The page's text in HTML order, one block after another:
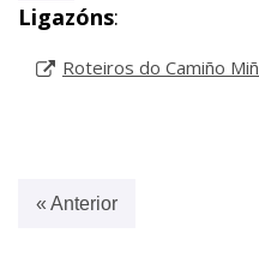
Ligazóns:
Roteiros do Camiño
« Anterior